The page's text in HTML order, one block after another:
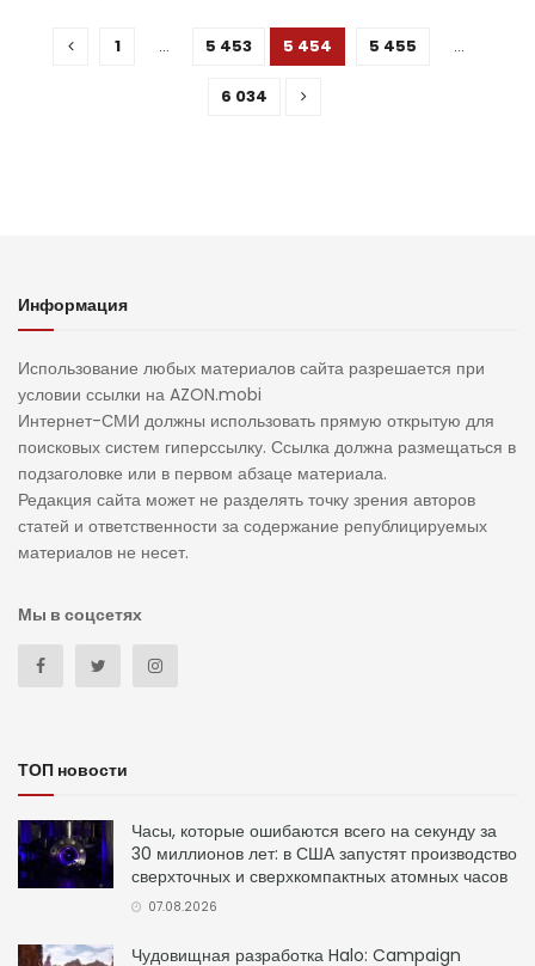
1 … 5 453 5 454 5 455 …
6 034
Информация
Использование любых материалов сайта разрешается при
условии ссылки на AZON.mobi
Интернет-СМИ должны использовать прямую открытую для
поисковых систем гиперссылку. Ссылка должна размещаться в
подзаголовке или в первом абзаце материала.
Редакция сайта может не разделять точку зрения авторов
статей и ответственности за содержание републицируемых
материалов не несет.
Мы в соцсетях
ТОП новости
Часы, которые ошибаются всего на секунду за
30 миллионов лет: в США запустят производство
сверхточных и сверхкомпактных атомных часов
07.08.2026
Чудовищная разработка Halo: Campaign